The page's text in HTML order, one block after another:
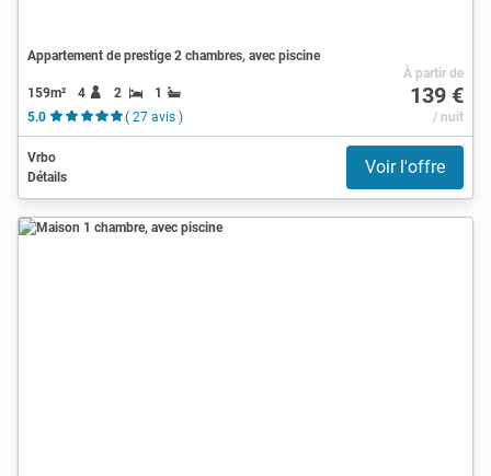
Appartement de prestige 2 chambres, avec piscine
159m² 4 2
1
5.0
( 27 avis )
À partir de
139 €
/ nuit
Vrbo
Détails
Voir l'offre